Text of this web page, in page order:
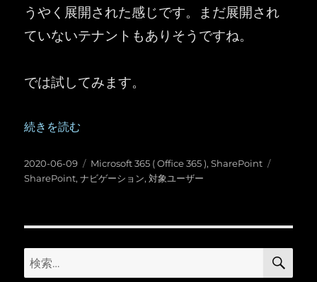
うやく展開された感じです。まだ展開され
ていないテナントもありそうですね。
では試してみます。
“SharePoint ：ナビゲーションの対象ユーザー設定がモ
続きを読む
投
稿
2020-06-09
カ
テ
Microsoft 365 ( Office 365 ),SharePoint
SharePoint,ナビゲーション,対象ユーザー
検
索:
検